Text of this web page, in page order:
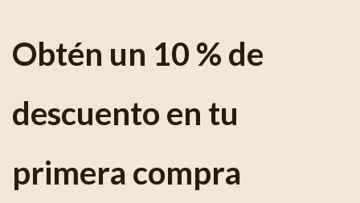
Obtén un 10 % de
descuento en tu
primera compra